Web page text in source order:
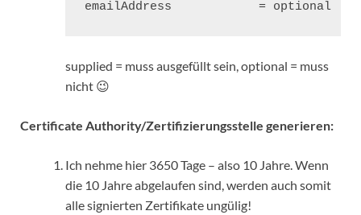
emailAddress            = optional
supplied = muss ausgefüllt sein, optional = muss
nicht 😉
Certificate Authority/Zertifizierungsstelle generieren:
Ich nehme hier 3650 Tage – also 10 Jahre. Wenn
die 10 Jahre abgelaufen sind, werden auch somit
alle signierten Zertifikate ungülig!